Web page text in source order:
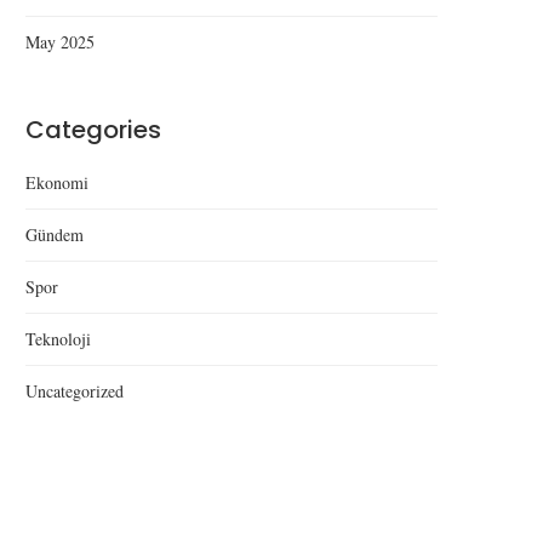
May 2025
Categories
Ekonomi
Gündem
Spor
Teknoloji
Uncategorized